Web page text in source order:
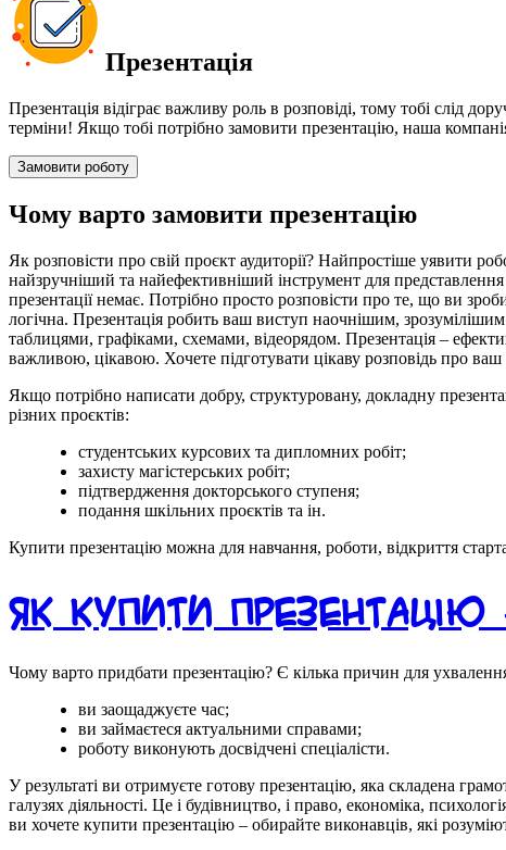
Презентація
Презентація відіграє важливу роль в розповіді, тому тобі слід
терміни! Якщо тобі потрібно замовити презентацію, наша
Замовити роботу
Чому варто замовити презентацію
Як розповісти про свій проєкт аудиторії? Найпростіше уявити
найзручніший та найефективніший інструмент для
презентації немає. Потрібно просто розповісти про те, що ви
логічна. Презентація робить ваш виступ наочнішим,
таблицями, графіками, схемами, відеорядом. Презентація –
важливою, цікавою. Хочете підготувати цікаву розповідь про ваш
Якщо потрібно написати добру, структуровану, докладну
різних проєктів:
студентських курсових та дипломних робіт;
захисту магістерських робіт;
підтвердження докторського ступеня;
подання шкільних проєктів та ін.
Купити презентацію можна для навчання, роботи, відкриття
Як купити
Чому варто придбати презентацію? Є кілька причин для
ви заощаджуєте час;
ви займаєтеся актуальними справами;
роботу виконують досвідчені спеціалісти.
У результаті ви отримуєте готову презентацію, яка складена
галузях діяльності. Це і будівництво, і право, економіка,
ви хочете купити презентацію – обирайте виконавців, які